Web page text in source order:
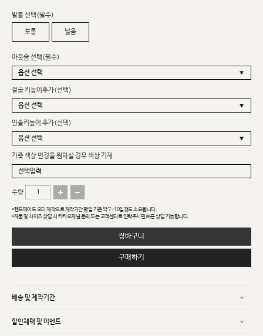
발볼 선택(필수)
보통 넓음
아웃솔 선택(필수)
겉굽 키높이추가(선택)
인솔키높이 추가(선택)
가죽 색상 변경을 원하실 경우 색상 기재
수량
*핸드메이드 오더 제작으로 제작기간 평일 기준 약 7~10일정도 소요됩니다.
*제품 및 사이즈 상담 시 카카오채널 문의 또는 고객센터로 연락주시면 빠른 상담 가능합니다.
장바구니
구매하기
배송 및 제작기간
할인혜택 및 이벤트